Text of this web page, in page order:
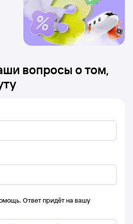
вопросы о том,
Ответ придёт на вашу